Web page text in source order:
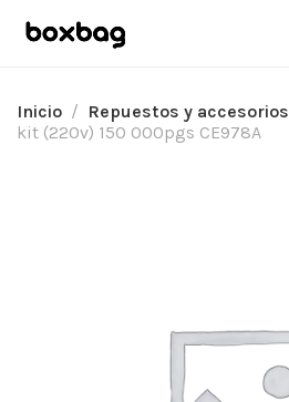
Inicio Repuestos y accesorios
kit (220v) 150 000pgs CE978A